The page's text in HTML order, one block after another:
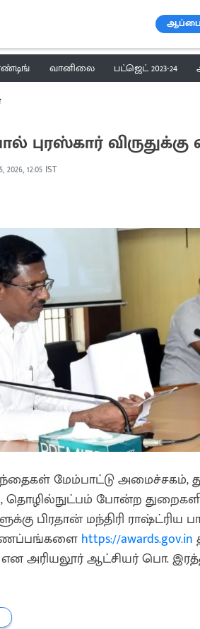
ஆப்பை
வானிலை பட்ஜெட் 2023-24
புரஸ்கார்
2026, 12:05 IST
மேம்பாட்டு அமைச்சகம்,
தொழில்நுட்பம் போன்ற
பிரதான் மந்திரி ராஷ்ட்ரிய
https://awards.gov.in
என அரியலூர் ஆட்சியர் பொ.